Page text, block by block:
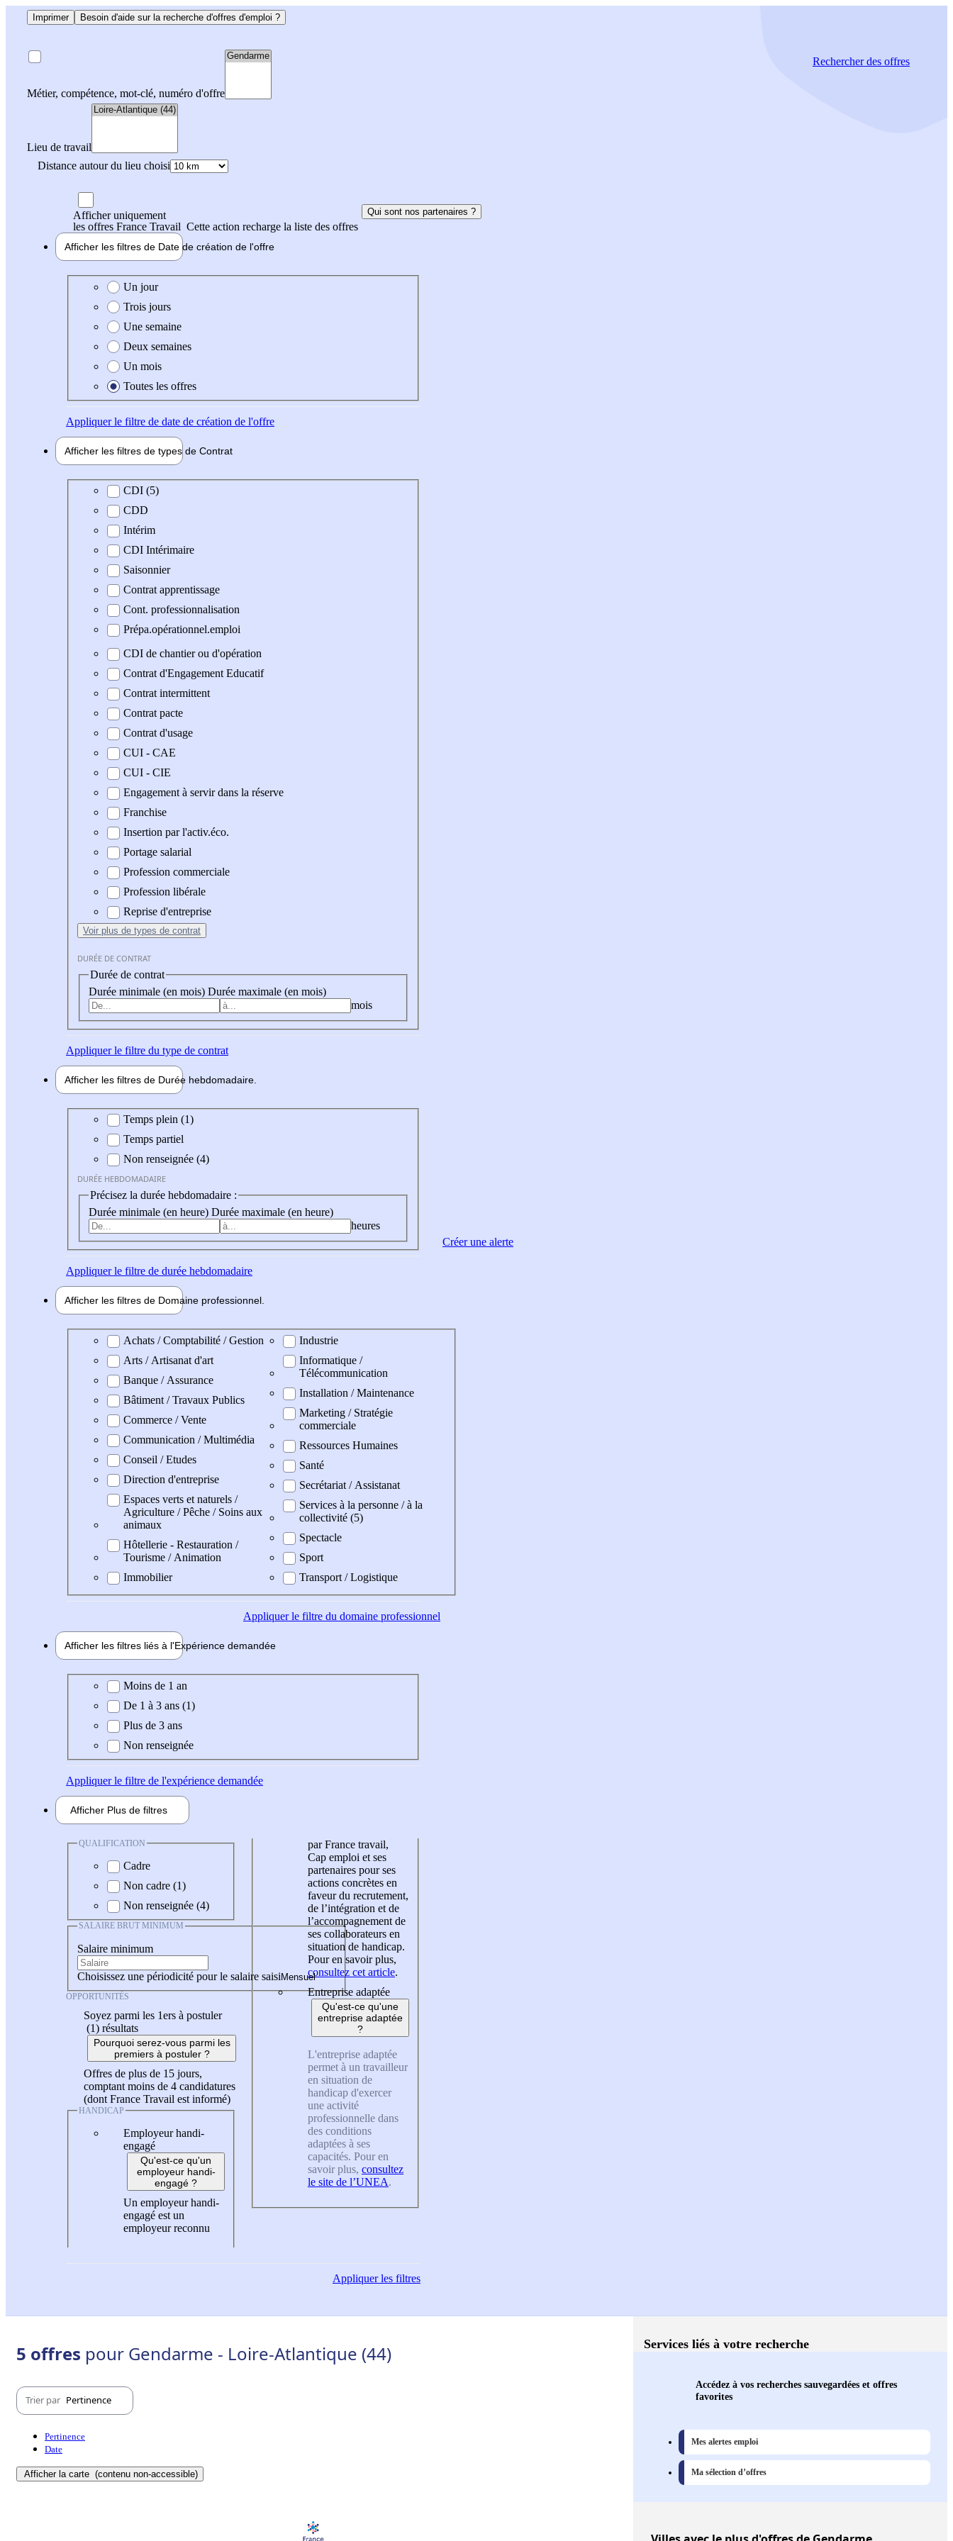
Imprimer Besoin d'aide sur la recherche d'offres d'emploi ?
Métier, compétence, mot-clé, numéro d'offre
Lieu de travail
Distance autour du lieu choisi
Rechercherdes offres
Afficher uniquement
les offres France Travail Cette action recharge la liste des offres
Qui sont nos partenaires ?
Afficher les filtres de Date de création de l'offre
Date de création de l'offre
Un jour
Trois jours
Une semaine
Deux semaines
Un mois
Toutes les offres
Appliquerle filtre de date de création de l'offre
Afficher les filtres de types de Contrat
Type de contrat
CDI (5)
CDD
Intérim
CDI Intérimaire
Saisonnier
Contrat apprentissage
Cont. professionnalisation
Prépa.opérationnel.emploi
CDI de chantier ou d'opération
Contrat d'Engagement Educatif
Contrat intermittent
Contrat pacte
Contrat d'usage
CUI - CAE
CUI - CIE
Engagement à servir dans la réserve
Franchise
Insertion par l'activ.éco.
Portage salarial
Profession commerciale
Profession libérale
Reprise d'entreprise
Voir plus de types de contrat
DURÉE DE CONTRAT
Durée de contrat
Durée minimale (en mois) Durée maximale (en mois)
mois
Appliquerle filtre du type de contrat
Afficher les filtres de Durée hebdomadaire
Durée hebdomadaire
Temps plein (1)
Temps partiel
Non renseignée (4)
DURÉE HEBDOMADAIRE
Précisez la durée hebdomadaire :
Durée minimale (en heure) Durée maximale (en heure)
heures
Appliquerle filtre de durée hebdomadaire
Afficher les filtres de Domaine professionnel
Domaine professionel
Achats / Comptabilité / Gestion
Arts / Artisanat d'art
Banque / Assurance
Bâtiment / Travaux Publics
Commerce / Vente
Communication / Multimédia
Conseil / Etudes
Direction d'entreprise
Espaces verts et naturels /
Agriculture / Pêche / Soins aux
animaux
Hôtellerie - Restauration /
Tourisme / Animation
Immobilier
Industrie
Informatique /
Télécommunication
Installation / Maintenance
Marketing / Stratégie
commerciale
Ressources Humaines
Santé
Secrétariat / Assistanat
Services à la personne / à la
collectivité (5)
Spectacle
Sport
Transport / Logistique
Appliquerle filtre du domaine professionnel
Afficher les filtres liés à l'Expérience demandée
Expérience demandée
Moins de 1 an
De 1 à 3 ans (1)
Plus de 3 ans
Non renseignée
Appliquerle filtre de l'expérience demandée
Afficher Plus de filtres
QUALIFICATION
Cadre
Non cadre (1)
Non renseignée (4)
SALAIRE BRUT MINIMUM
Salaire minimum
Choisissez une périodicité pour le salaire saisi
OPPORTUNITÉS
Soyez parmi les 1ers à postuler
(1) résultats
Pourquoi serez-vous parmi les
premiers à postuler ?
Offres de plus de 15 jours,
comptant moins de 4 candidatures
(dont France Travail est informé)
HANDICAP
Employeur handi-
engagé
Qu'est-ce qu'un
employeur handi-
engagé ?
Un employeur handi-
engagé est un
employeur reconnu
par France travail,
Cap emploi et ses
partenaires pour ses
actions concrètes en
faveur du recrutement,
de l’intégration et de
l’accompagnement de
ses collaborateurs en
situation de handicap.
Pour en savoir plus,
consultez cet article.
Entreprise adaptée
Qu'est-ce qu'une
entreprise adaptée
?
L'entreprise adaptée
permet à un travailleur
en situation de
handicap d'exercer
une activité
professionnelle dans
des conditions
adaptées à ses
capacités. Pour en
savoir plus, consultez
le site de l’UNEA.
Appliquerles filtres
Créer une alerte
5 offres pour Gendarme - Loire-Atlantique (44)
Trier par Pertinence
Pertinence
Date
Afficher la carte (contenu non-accessible)
Services liés à votre recherche
Accédez à vos recherches sauvegardées et offres
favorites
Mes alertes emploi
Ma sélection d’offres